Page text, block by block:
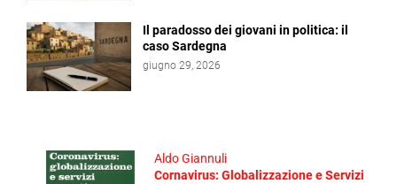
Il paradosso dei giovani in politica: il
caso Sardegna
giugno 29, 2026
Aldo Giannuli
Cornavirus: Globalizzazione e Servizi